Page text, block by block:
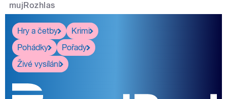
mujRozhlas
Hry a četby
Krimi
Pohádky
Pořady
Živé vysílání